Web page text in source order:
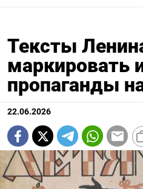
Тексты
маркировать
пропаганды
22.06.2026